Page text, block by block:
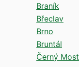
Braník
Břeclav
Brno
Bruntál
Černý Most